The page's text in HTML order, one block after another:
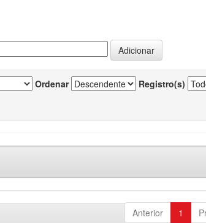
Ordenar Registro(s)
Anterior 1